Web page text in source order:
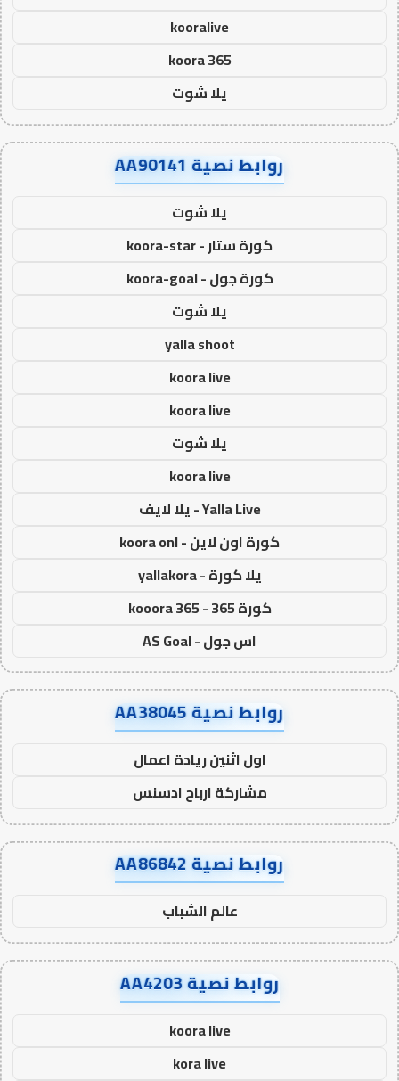
kooralive
koora 365
يلا شوت
روابط نصية AA90141
يلا شوت
كورة ستار - koora-star
كورة جول - koora-goal
يلا شوت
yalla shoot
koora live
koora live
يلا شوت
koora live
Yalla Live - يلا لايف
كورة اون لاين - koora onl
يلا كورة - yallakora
كورة 365 - kooora 365
اس جول - AS Goal
روابط نصية AA38045
اول اثنين ريادة اعمال
مشاركة ارباح ادسنس
روابط نصية AA86842
عالم الشباب
روابط نصية AA4203
koora live
kora live